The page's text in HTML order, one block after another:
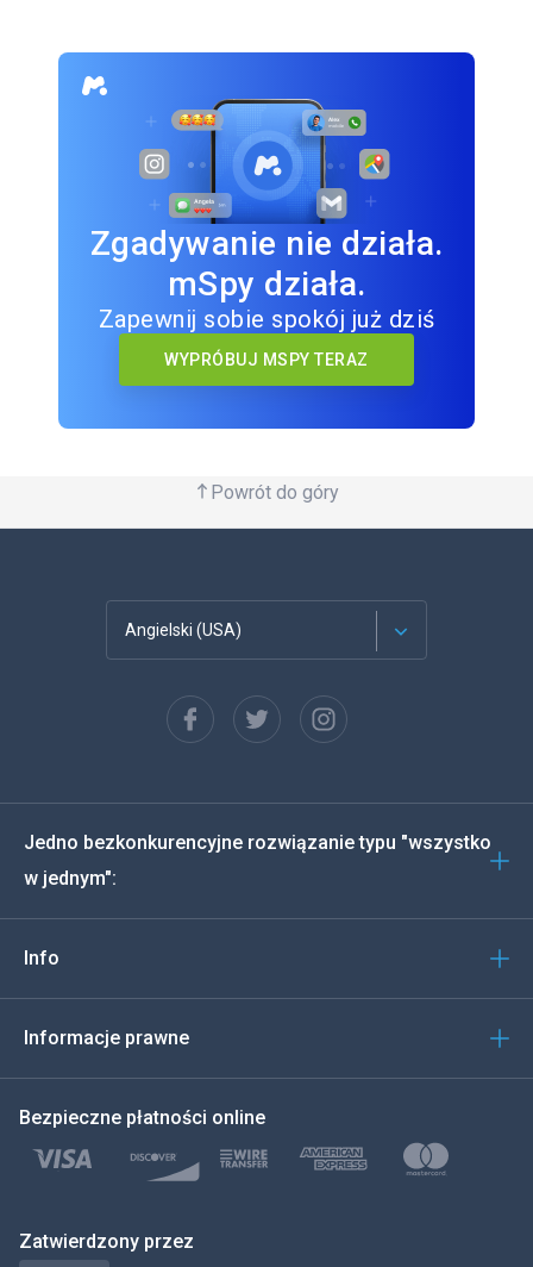
Zgadywanie nie działa.
mSpy działa.
Zapewnij sobie spokój już dziś
WYPRÓBUJ MSPY TERAZ
Powrót do góry
Angielski (USA)
Español
Deutsch
Włoski
한국의
Jedno bezkonkurencyjne rozwiązanie typu "wszystko
w jednym":
Info
Informacje prawne
Bezpieczne płatności online
Zatwierdzony przez